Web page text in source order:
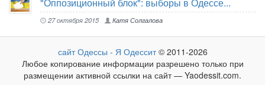
"Оппозиционный блок": выборы в Одессе...
27 октября 2015 Катя Солгалова
сайт Одессы - Я Одессит© 2011-2026
Любое копирование информации разрешено только при
размещении активной ссылки на сайт — Yaodessit.com.